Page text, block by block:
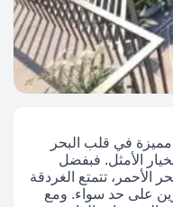
في قلب البحر
الأمثل. فبفضل
الأحمر، تتمتع الغردقة
على حد سواء. ومع